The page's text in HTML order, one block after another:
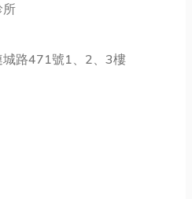
所
城路471號1、2、3樓